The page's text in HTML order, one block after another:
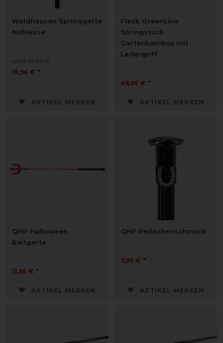
Waldhausen Springgerte
Noblesse
15,96 € *
ARTIKEL MERKEN
Fleck GreenLine
Springstock
Gartenbambus mit
Ledergriff
49,95 € *
ARTIKEL MERKEN
QHP Halloween
Reitgerte
11,95 € *
ARTIKEL MERKEN
QHP Peitschenschmuck
7,95 € *
ARTIKEL MERKEN